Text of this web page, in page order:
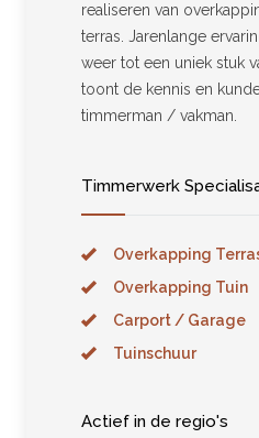
realiseren van
terras. Jarenlange
weer tot een uniek stuk
toont de kennis en
timmerman / vakman.
Timmerwerk
Overkapping
Overkapping Tuin
Carport / Garage
Tuinschuur
Actief in de regio's